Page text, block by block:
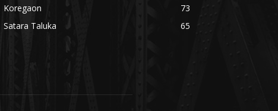
Koregaon
73
Satara Taluka
65